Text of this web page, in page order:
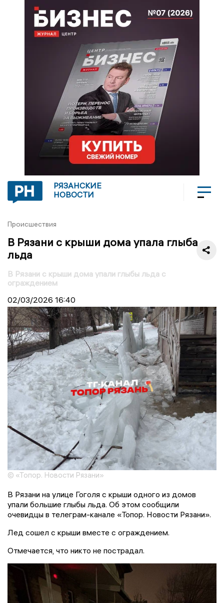
РЯЗАНСКИЕ
НОВОСТИ
Происшествия
В Рязани с крыши дома упала глыба
льда
В Рязани с крыши дома упали глыбы льда с
ограждением
02/03/2026 16:40
© «Топор. Новости Рязани»
В Рязани на улице Гоголя с крыши одного из домов
упали большие глыбы льда. Об этом сообщили
очевидцы в телеграм-канале «Топор. Новости Рязани».
Лед сошел с крыши вместе с ограждением.
Отмечается, что никто не пострадал.